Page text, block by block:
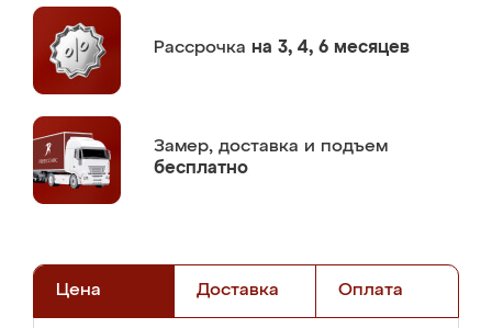
Рассрочка на 3, 4, 6 месяцев
Замер, доставка и подъем
бесплатно
Цена Доставка Оплата